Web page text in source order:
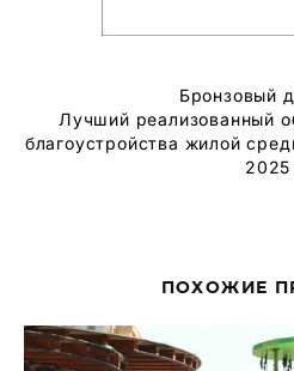
Бронзовый
Лучший реализованный
благоустройства жилой
2025
ПОХОЖИЕ